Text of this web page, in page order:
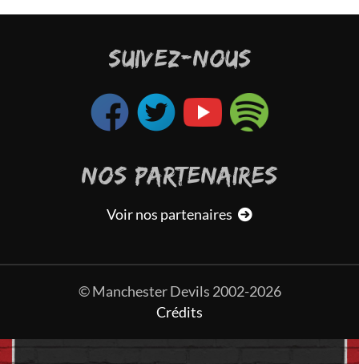
SUIVEZ-NOUS
NOS PARTENAIRES
Voir nos partenaires
© Manchester Devils 2002-2026
Crédits